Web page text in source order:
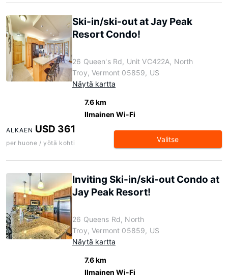
Ski-in/ski-out at Jay Peak
Resort Condo!
26 Queen's Rd, Unit VC422A, North
Troy, Vermont 05859, US
Näytä kartta
7.6 km
Ilmainen Wi-Fi
ALKAEN USD 361
per huone / yötä kohti Valitse
Inviting Ski-in/ski-out Condo at
Jay Peak Resort!
26 Queens Rd, North
Troy, Vermont 05859, US
Näytä kartta
7.6 km
Ilmainen Wi-Fi